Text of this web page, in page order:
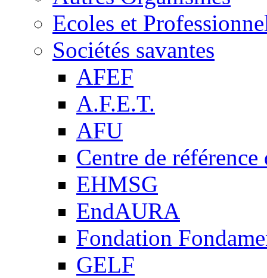
Ecoles et
Sociétés savantes
AFEF
A.F.E.T.
AFU
Centre de
EHMSG
EndAURA
Fondation
GELF